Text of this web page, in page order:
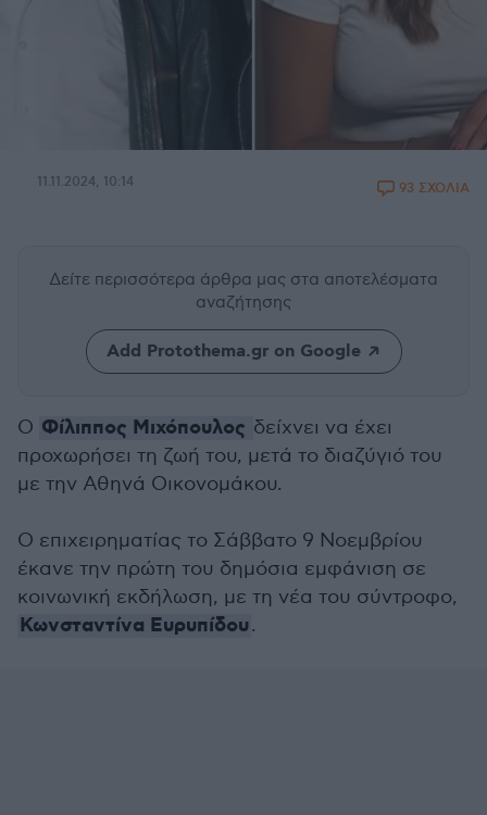
11.11.2024, 10:14 93 ΣΧΟΛΙΑ
Δείτε περισσότερα άρθρα μας στα αποτελέσματα
αναζήτησης
Add Protothema.gr on Google
Ο Φίλιππος Μιχόπουλος δείχνει να έχει
προχωρήσει τη ζωή του, μετά το διαζύγιό του
με την Αθηνά Οικονομάκου.
Ο επιχειρηματίας το Σάββατο 9 Νοεμβρίου
έκανε την πρώτη του δημόσια εμφάνιση σε
κοινωνική εκδήλωση, με τη νέα του σύντροφο,
Κωνσταντίνα Ευρυπίδου.